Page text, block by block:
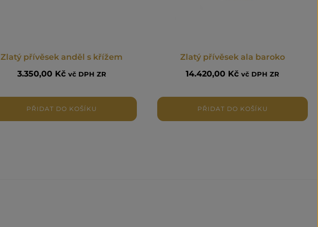
Zlatý přívěsek anděl s křížem
3.350,00 Kč vč DPH ZR
PŘIDAT DO KOŠÍKU
Zlatý přívěsek ala baroko
14.420,00 Kč vč DPH ZR
PŘIDAT DO KOŠÍKU